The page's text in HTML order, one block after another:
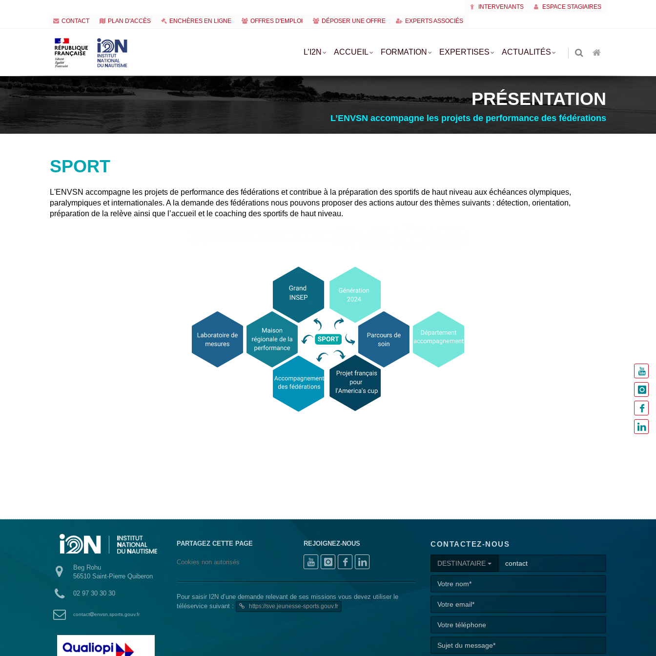
INTERVENANTS ESPACE STAGIAIRES
CONTACT PLAN D'ACCÈS ENCHÈRES EN LIGNE OFFRES D'EMPLOI DÉPOSER UNE OFFRE EXPERTS ASSOCIÉS
L’I2N ACCUEIL FORMATION EXPERTISES ACTUALITÉS
PRÉSENTATION
L’ENVSN accompagne les projets de performance des fédérations
SPORT
L'ENVSN accompagne les projets de performance des fédérations et contribue à la préparation des sportifs de haut niveau aux échéances olympiques,
paralympiques et internationales. A la demande des fédérations nous pouvons proposer des actions autour des thèmes suivants : détection, orientation,
préparation de la relève ainsi que l’accueil et le coaching des sportifs de haut niveau.
Beg Rohu
56510 Saint-Pierre Quiberon
02 97 30 30 30
contact envsn.sports.gouv.fr
PARTAGEZ CETTE PAGE
Cookies non autorisés
REJOIGNEZ-NOUS
Pour saisir I2N d’une demande relevant de ses missions vous devez utiliser le
téléservice suivant :
https://sve.jeunesse-sports.gouv.fr
CONTACTEZ-NOUS
DESTINATAIRE